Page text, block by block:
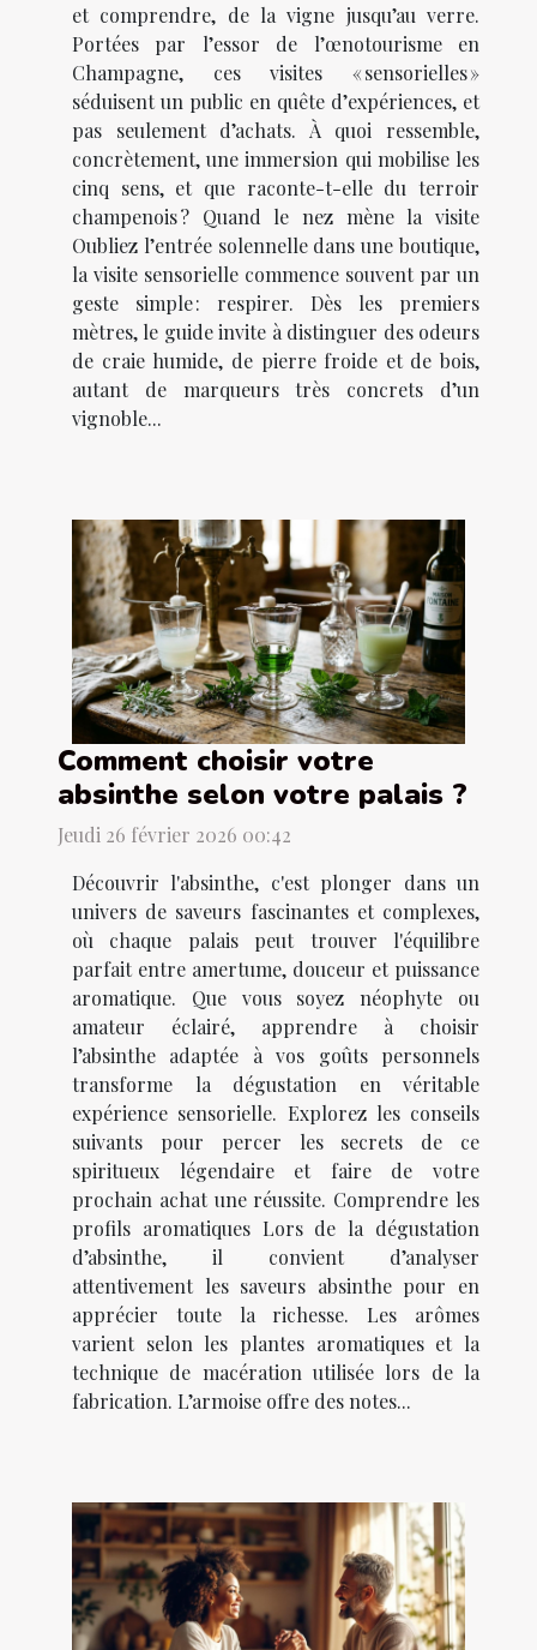
et comprendre, de la vigne jusqu’au verre.
Portées par l’essor de l’œnotourisme en
Champagne, ces visites « sensorielles »
séduisent un public en quête d’expériences, et
pas seulement d’achats. À quoi ressemble,
concrètement, une immersion qui mobilise les
cinq sens, et que raconte-t-elle du terroir
champenois ? Quand le nez mène la visite
Oubliez l’entrée solennelle dans une boutique,
la visite sensorielle commence souvent par un
geste simple : respirer. Dès les premiers
mètres, le guide invite à distinguer des odeurs
de craie humide, de pierre froide et de bois,
autant de marqueurs très concrets d’un
vignoble...
Comment choisir votre
absinthe selon votre palais ?
Jeudi 26 février 2026 00:42
Découvrir l'absinthe, c'est plonger dans un
univers de saveurs fascinantes et complexes,
où chaque palais peut trouver l'équilibre
parfait entre amertume, douceur et puissance
aromatique. Que vous soyez néophyte ou
amateur éclairé, apprendre à choisir
l’absinthe adaptée à vos goûts personnels
transforme la dégustation en véritable
expérience sensorielle. Explorez les conseils
suivants pour percer les secrets de ce
spiritueux légendaire et faire de votre
prochain achat une réussite. Comprendre les
profils aromatiques Lors de la dégustation
d’absinthe, il convient d’analyser
attentivement les saveurs absinthe pour en
apprécier toute la richesse. Les arômes
varient selon les plantes aromatiques et la
technique de macération utilisée lors de la
fabrication. L’armoise offre des notes...